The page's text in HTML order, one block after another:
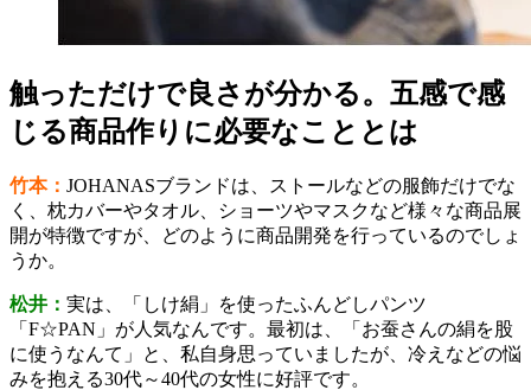
触っただけで良さが分かる。五感で感
じる商品作りに必要なこととは
竹本： JOHANASブランドは、ストールなどの服飾だけでな
く、枕カバーやタオル、ショーツやマスクなど様々な商品展
開が特徴ですが、どのように商品開発を行っているのでしょ
うか。
松井： 実は、「しけ絹」を使ったふんどしパンツ
「F☆PAN」が人気なんです。最初は、「お蚕さんの絹を股
に使うなんて」と、私自身思っていましたが、冷えなどの悩
みを抱える30代～40代の女性に好評です。